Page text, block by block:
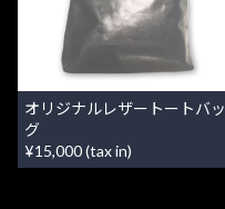
オリジナルレザートートバッ
グ
¥15,000 (tax in)